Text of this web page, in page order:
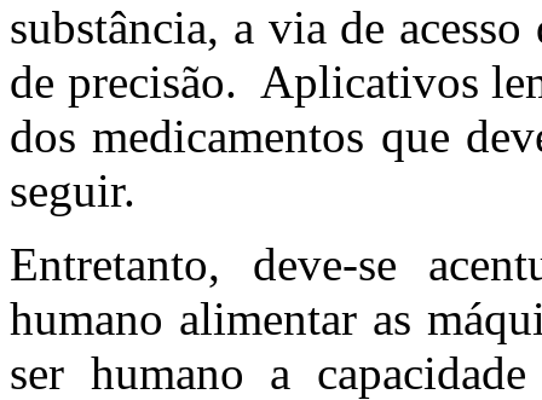
substância, a via de
de precisão. Aplicativos
dos medicamentos que
seguir.
Entretanto, deve-se
humano alimentar as
ser humano a